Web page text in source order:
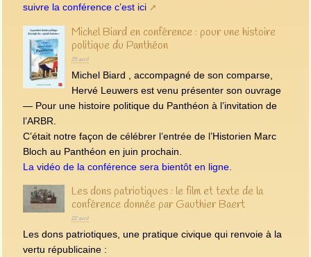
suivre la conférence c’est ici
Michel Biard en conférence : pour une histoire
politique du Panthéon
25 avril
Michel Biard , accompagné de son comparse,
Hervé Leuwers est venu présenter son ouvrage
— Pour une histoire politique du Panthéon à l’invitation de
l’ARBR.
C’était notre façon de célébrer l’entrée de l’Historien Marc
Bloch au Panthéon en juin prochain.
La vidéo de la conférence sera bientôt en ligne.
Les dons patriotiques : le film et texte de la
conférence donnée par Gauthier Baert
22 avril
Les dons patriotiques, une pratique civique qui renvoie à la
vertu républicaine :